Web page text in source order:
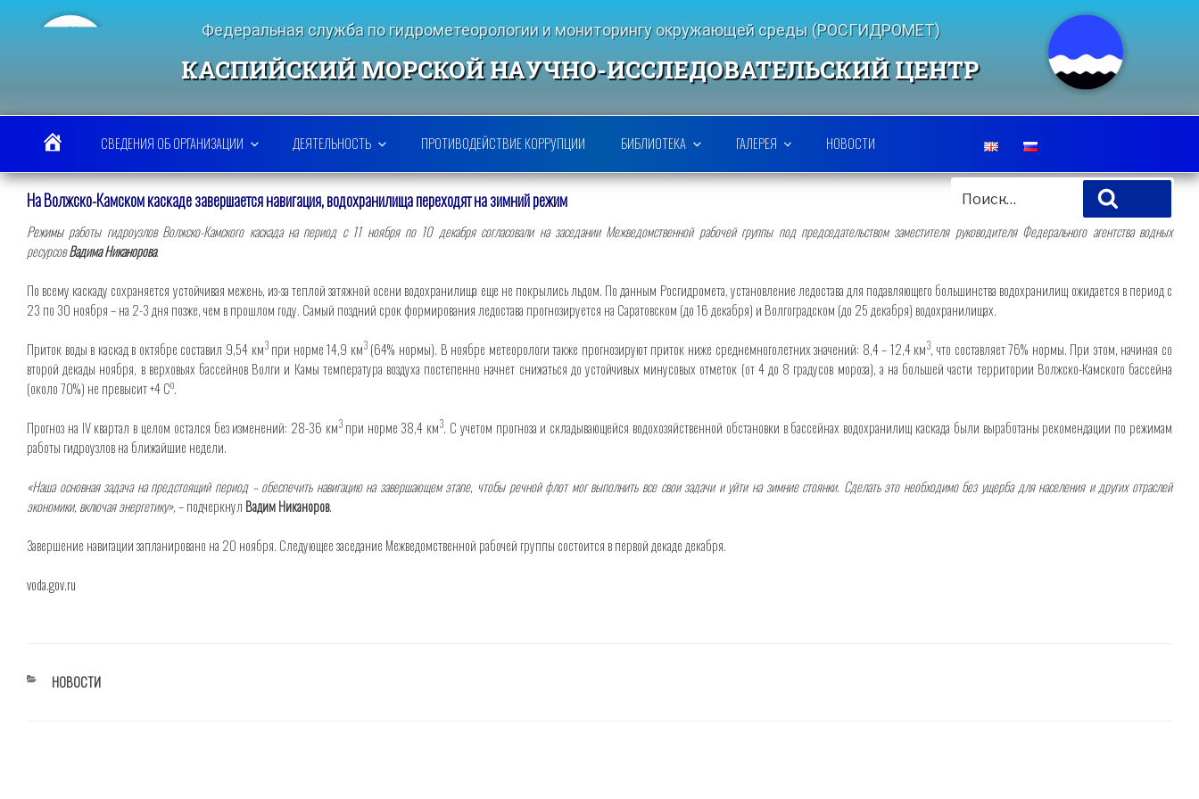
Федеральная служба по гидрометеорологии и мониторингу окружающей среды (РОСГИДРОМЕТ)
КАСПИЙСКИЙ МОРСКОЙ НАУЧНО-ИССЛЕДОВАТЕЛЬСКИЙ ЦЕНТР
СВЕДЕНИЯ ОБ ОРГАНИЗАЦИИ ДЕЯТЕЛЬНОСТЬ ПРОТИВОДЕЙСТВИЕ КОРРУПЦИИ БИБЛИОТЕКА ГАЛЕРЕЯ НОВОСТИ
ИСКАТЬ:
На Волжско-Камском каскаде завершается навигация, водохранилища переходят на зимний режим
Режимыработы гидроузлов Волжско-Камского каскада на период с 11 ноября по 10 декабря согласовали на заседании Межведомственной рабочей группы под председательством заместителя руководителя Федерального агентства водных
ресурсовВадима Никанорова.
По всему каскаду сохраняется устойчивая межень, из-за теплой затяжной осени водохранилища еще не покрылись льдом. По данным Росгидромета, установление ледостава для подавляющего большинства водохранилищ ожидается в период с
23 по 30 ноября – на 2-3 дня позже, чем в прошлом году. Самый поздний срок формирования ледостава прогнозируется на Саратовском (до 16 декабря) и Волгоградском (до 25 декабря) водохранилищах.
Приток воды в каскад в октябре составил 9,54 км3при норме 14,9 км3(64% нормы). В ноябре метеорологи также прогнозируют приток ниже среднемноголетних значений: 8,4 – 12,4 км3, что составляет 76% нормы. При этом, начиная со
второй декады ноября, в верховьях бассейнов Волги и Камы температура воздуха постепенно начнет снижаться до устойчивых минусовых отметок (от 4 до 8 градусов мороза), а на большей части территории Волжско-Камского бассейна
(около 70%) не превысит +4 Со.
Прогноз на IV квартал в целом остался без изменений: 28-36 км3 при норме 38,4 км3. С учетом прогноза и складывающейся водохозяйственной обстановки в бассейнах водохранилищ каскада были выработаны рекомендации по режимам
работы гидроузлов на ближайшие недели.
«Наша основная задача на предстоящий период – обеспечить навигацию на завершающем этапе, чтобы речной флот мог выполнить все свои задачи и уйти на зимние стоянки. Сделать это необходимо без ущерба для населения и других отраслей
экономики, включая энергетику»,– подчеркнул Вадим Никаноров.
Завершение навигации запланировано на 20 ноября. Следующее заседание Межведомственной рабочей группы состоится в первой декаде декабря.
voda.gov.ru
РУБРИКИ
НОВОСТИ